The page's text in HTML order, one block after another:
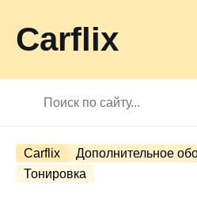
Carflix
Carflix
Дополнительное
Тонировка